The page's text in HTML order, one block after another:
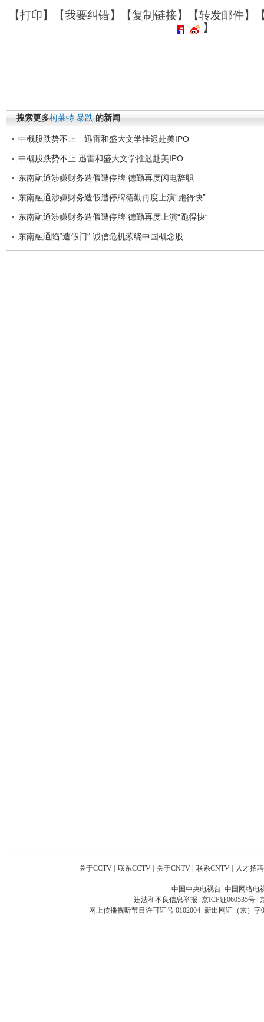
【打印】【我要纠错】【复制链接】【转发邮件】
】
搜索更多柯莱特 暴跌 的新闻
中概股跌势不止 迅雷和盛大文学推迟赴美IPO
中概股跌势不止 迅雷和盛大文学推迟赴美IPO
东南融通涉嫌财务造假遭停牌 德勤再度闪电辞职
东南融通涉嫌财务造假遭停牌德勤再度上演“跑得快”
东南融通涉嫌财务造假遭停牌 德勤再度上演“跑得快“
东南融通陷“造假门“ 诚信危机萦绕中国概念股
关于CCTV 联系CCTV 关于CNTV 联系CNTV 人才招聘
中国中央电视台 中国网络电
违法和不良信息举报 京ICP证060535号
网上传播视听节目许可证号 0102004 新出网证（京）